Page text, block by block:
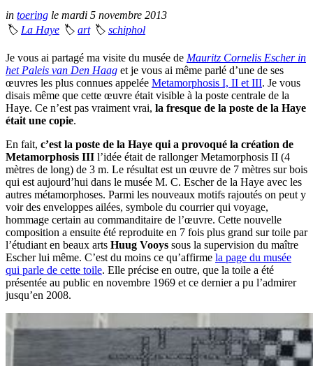
in toering le mardi 5 novembre 2013
🏷 La Haye 🏷 art 🏷 schiphol
Je vous ai partagé ma visite du musée de Mauritz Cornelis Escher in
het Paleis van Den Haag et je vous ai même parlé d’une de ses
œuvres les plus connues appelée Metamorphosis I, II et III. Je vous
disais même que cette œuvre était visible à la poste centrale de la
Haye. Ce n’est pas vraiment vrai, la fresque de la poste de la Haye
était une copie.
En fait, c’est la poste de la Haye qui a provoqué la création de
Metamorphosis III l’idée était de rallonger Metamorphosis II (4
mètres de long) de 3 m. Le résultat est un œuvre de 7 mètres sur bois
qui est aujourd’hui dans le musée M. C. Escher de la Haye avec les
autres métamorphoses. Parmi les nouveaux motifs rajoutés on peut y
voir des enveloppes ailées, symbole du courrier qui voyage,
hommage certain au commanditaire de l’œuvre. Cette nouvelle
composition a ensuite été reproduite en 7 fois plus grand sur toile par
l’étudiant en beaux arts Huug Vooys sous la supervision du maître
Escher lui même. C’est du moins ce qu’affirme la page du musée
qui parle de cette toile. Elle précise en outre, que la toile a été
présentée au public en novembre 1969 et ce dernier a pu l’admirer
jusqu’en 2008.